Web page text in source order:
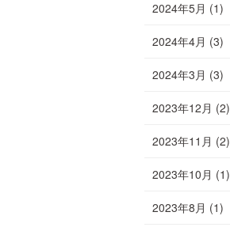
2024年5月 (1)
2024年4月 (3)
2024年3月 (3)
2023年12月 (2)
2023年11月 (2)
2023年10月 (1)
2023年8月 (1)